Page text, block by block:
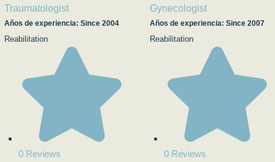
Traumatologist
Años de experiencia: Since 2004
Reabilitation
0 Reviews
Gynecologist
Años de experiencia: Since 2007
Reabilitation
0 Reviews